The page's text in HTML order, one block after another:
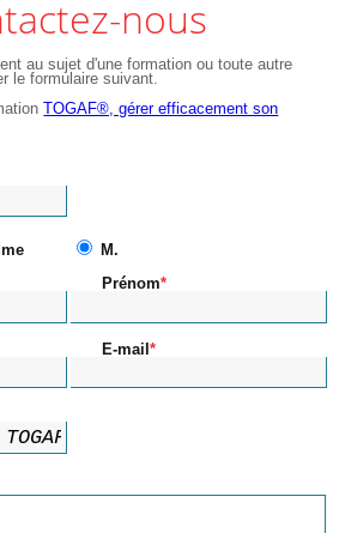
nous
au sujet d'une formation ou toute autre
le formulaire suivant.
TOGAF®, gérer efficacement son
M.
Prénom
E-mail